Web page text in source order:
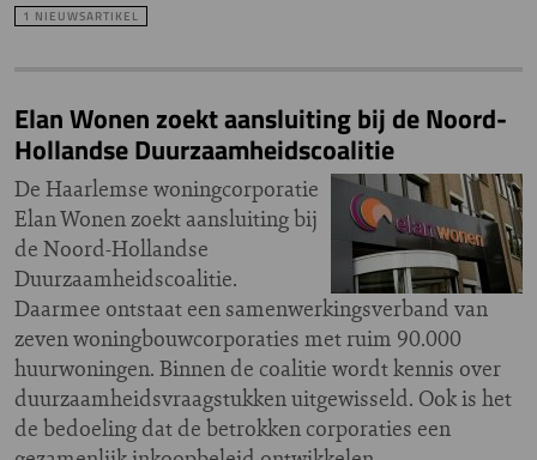
1 NIEUWSARTIKEL
Elan Wonen zoekt aansluiting bij de Noord-
Hollandse Duurzaamheidscoalitie
De Haarlemse woningcorporatie
Elan Wonen zoekt aansluiting bij
de Noord-Hollandse
Duurzaamheidscoalitie.
Daarmee ontstaat een samenwerkingsverband van
zeven woningbouwcorporaties met ruim 90.000
huurwoningen. Binnen de coalitie wordt kennis over
duurzaamheidsvraagstukken uitgewisseld. Ook is het
de bedoeling dat de betrokken corporaties een